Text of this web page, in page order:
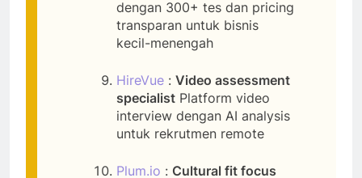
dengan 300+ tes dan pricing
transparan untuk bisnis
kecil-menengah
HireVue : Video assessment
specialist Platform video
interview dengan AI analysis
untuk rekrutmen remote
Plum.io : Cultural fit focus